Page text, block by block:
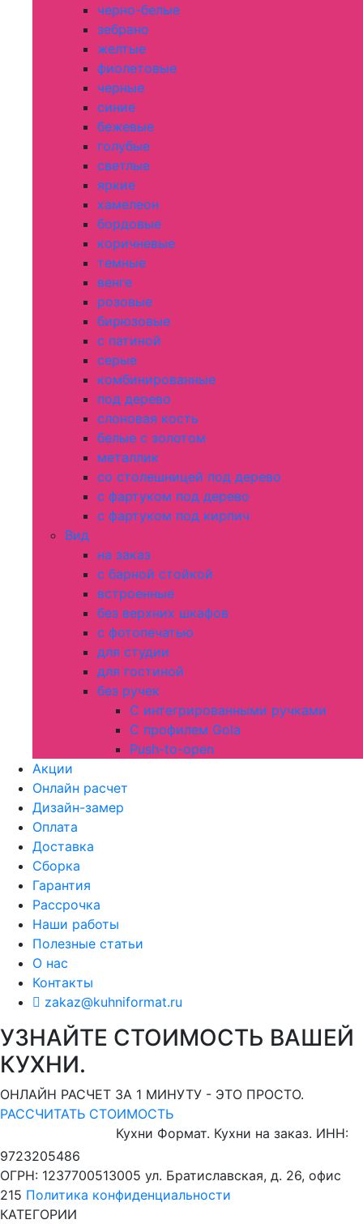
черно-белые
зебрано
желтые
фиолетовые
черные
синие
бежевые
голубые
светлые
яркие
хамелеон
бордовые
коричневые
темные
венге
розовые
бирюзовые
с патиной
серые
комбинированные
под дерево
слоновая кость
белые с золотом
металлик
со столешницей под дерево
с фартуком под дерево
с фартуком под кирпич
Вид
на заказ
с барной стойкой
встроенные
без верхних шкафов
с фотопечатью
для студии
для гостиной
без ручек
С интегрированными ручками
С профилем Gola
Push-to-open
Акции
Онлайн расчет
Дизайн-замер
Оплата
Доставка
Сборка
Гарантия
Рассрочка
Наши работы
Полезные статьи
О нас
Контакты
zakaz@kuhniformat.ru
УЗНАЙТЕ СТОИМОСТЬ ВАШЕЙ
КУХНИ.
ОНЛАЙН РАСЧЕТ ЗА 1 МИНУТУ - ЭТО ПРОСТО.
РАССЧИТАТЬ СТОИМОСТЬ
Кухни Формат. Кухни на заказ. ИНН:
9723205486
ОГРН: 1237700513005 ул. Братиславская, д. 26, офис
215 Политика конфиденциальности
КАТЕГОРИИ